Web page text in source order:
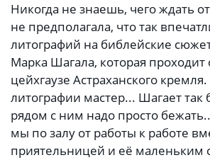
Никогда не знаешь, чего ждать
не предполагала, что так
литографий на библейские
Марка Шагала, которая проходит
цейхгаузе Астраханского
литографии мастер... Шагает так
рядом с ним надо просто
мы по залу от работы к работе
приятельницей и её маленьким